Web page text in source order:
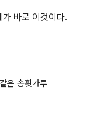
바로 이것이다.
은 송홧가루